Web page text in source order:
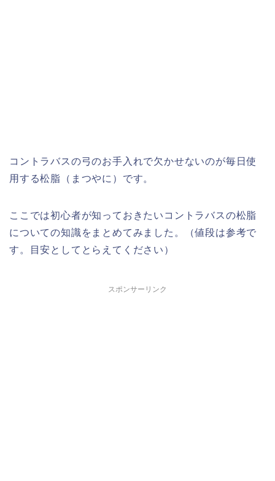
コントラバスの弓のお手入れで欠かせないのが毎日使
用する松脂（まつやに）です。
ここでは初心者が知っておきたいコントラバスの松脂
についての知識をまとめてみました。（値段は参考で
す。目安としてとらえてください）
スポンサーリンク